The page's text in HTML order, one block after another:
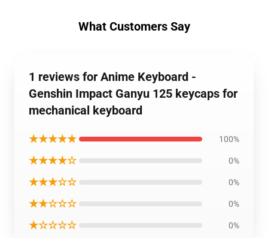
What Customers Say
1 reviews for Anime Keyboard -
Genshin Impact Ganyu 125 keycaps for
mechanical keyboard
★★★★★ 100%
★★★★☆ 0%
★★★☆☆ 0%
★★☆☆☆ 0%
★☆☆☆☆ 0%